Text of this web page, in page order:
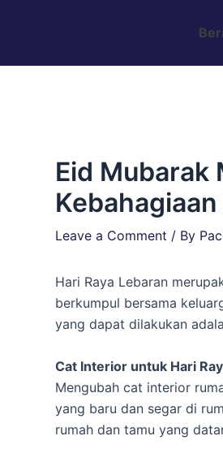
Eid Mubarak
Leave a Comment / By
Hari Raya Lebaran
berkumpul bersama
yang dapat dilakukan
Cat Interior untuk Hari
Mengubah cat interior
yang baru dan segar di
rumah dan tamu yang